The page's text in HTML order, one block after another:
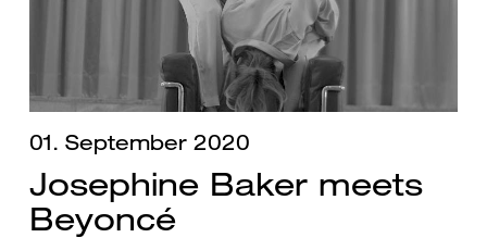
01. September 2020
Josephine Baker meets
Beyoncé